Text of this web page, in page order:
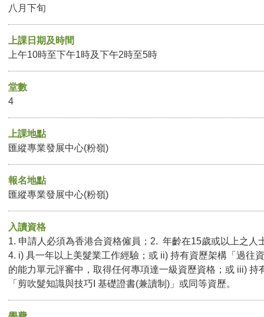
八月下旬
上課日期及時間
上午10時至下午1時及下午2時至5時
堂數
4
上課地點
匯縱專業發展中心(粉嶺)
報名地點
匯縱專業發展中心(粉嶺)
入讀資格
1. 申請人必須為香港合資格僱員；2. 年齡在15歲或以上之人
4. i) 具一年以上美髮業工作經驗；或 ii) 持有資歷架構「過往
的能力單元評審中，取得任何專項達一級資歷資格；或 iii) 持
「剪吹髮知識與技巧I 基礎證書(兼讀制)」或同等資歷。